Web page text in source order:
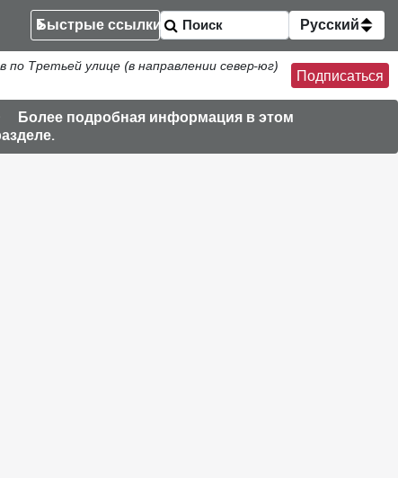
Быстрые ссылки Русский
Третьей улице (в направлении север-юг)
Подписаться
Более подробная информация в этом